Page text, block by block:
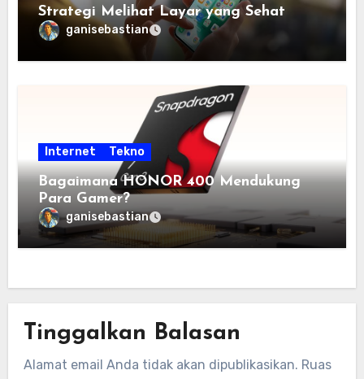
Strategi Melihat Layar yang Sehat
ganisebastian
Internet Tekno
Bagaimana HONOR 400 Mendukung
Para Gamer?
ganisebastian
Tinggalkan Balasan
Alamat email Anda tidak akan dipublikasikan. Ruas